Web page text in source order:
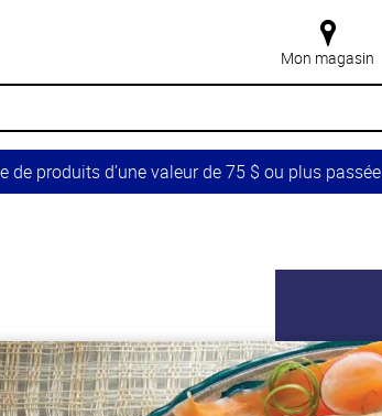
Mon magasin
produits d’une valeur de 75 $ ou plus